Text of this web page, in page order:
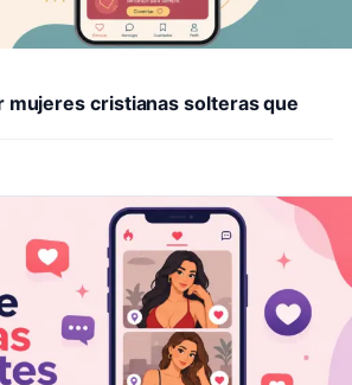
mujeres cristianas solteras que